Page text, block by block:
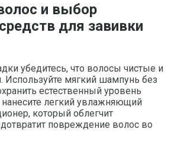
и выбор
для завивки
убедитесь, что волосы чистые и
Используйте мягкий шампунь без
естественный уровень
легкий увлажняющий
который облегчит
повреждение волос во